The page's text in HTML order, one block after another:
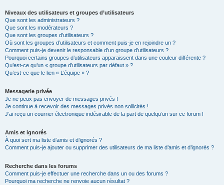
Niveaux des utilisateurs et groupes d’utilisateurs
Que sont les administrateurs ?
Que sont les modérateurs ?
Que sont les groupes d’utilisateurs ?
Où sont les groupes d’utilisateurs et comment puis-je en rejoindre un ?
Comment puis-je devenir le responsable d’un groupe d’utilisateurs ?
Pourquoi certains groupes d’utilisateurs apparaissent dans une couleur différente ?
Qu’est-ce qu’un « groupe d’utilisateurs par défaut » ?
Qu’est-ce que le lien « L’équipe » ?
Messagerie privée
Je ne peux pas envoyer de messages privés !
Je continue à recevoir des messages privés non sollicités !
J’ai reçu un courrier électronique indésirable de la part de quelqu’un sur ce forum !
Amis et ignorés
À quoi sert ma liste d’amis et d’ignorés ?
Comment puis-je ajouter ou supprimer des utilisateurs de ma liste d’amis et d’ignorés ?
Recherche dans les forums
Comment puis-je effectuer une recherche dans un ou des forums ?
Pourquoi ma recherche ne renvoie aucun résultat ?